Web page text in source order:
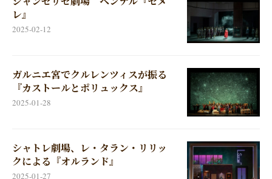
レ』
2025-02-12
ガルニエ宮でクルレンツィスが振る
『カストールとポリュックス』
2025-01-28
シャトレ劇場、レ・タラン・リリッ
クによる『オルランド』
2025-01-27